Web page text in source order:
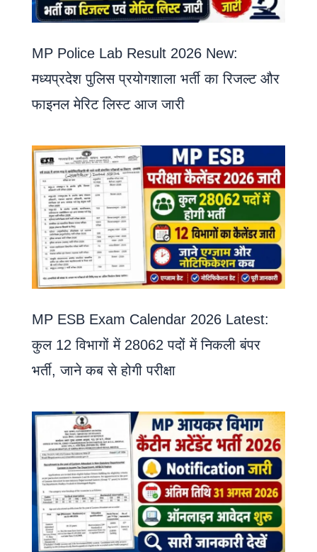
MP Police Lab Result 2026 New:
मध्यप्रदेश पुलिस प्रयोगशाला भर्ती का रिजल्ट और
फाइनल मेरिट लिस्ट आज जारी
MP ESB Exam Calendar 2026 Latest:
कुल 12 विभागों में 28062 पदों में निकली बंपर
भर्ती, जाने कब से होगी परीक्षा